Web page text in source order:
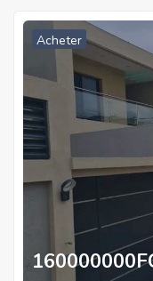
Acheter
160000000